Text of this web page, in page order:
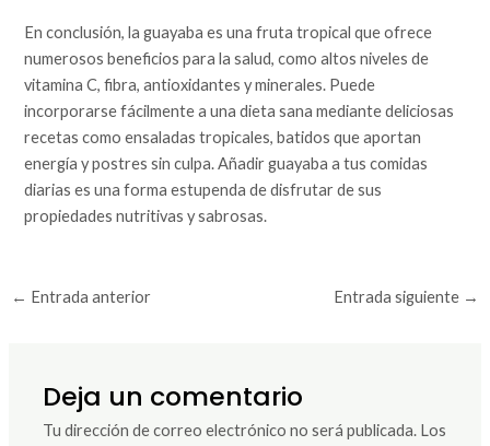
En conclusión, la guayaba es una fruta tropical que ofrece
numerosos beneficios para la salud, como altos niveles de
vitamina C, fibra, antioxidantes y minerales. Puede
incorporarse fácilmente a una dieta sana mediante deliciosas
recetas como ensaladas tropicales, batidos que aportan
energía y postres sin culpa. Añadir guayaba a tus comidas
diarias es una forma estupenda de disfrutar de sus
propiedades nutritivas y sabrosas.
← Entrada anterior Entrada siguiente →
Deja un comentario
Tu dirección de correo electrónico no será publicada. Los